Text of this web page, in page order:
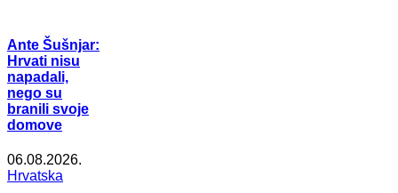
Ante Šušnjar:
Hrvati nisu
napadali,
nego su
branili svoje
domove
06.08.2026.
Hrvatska